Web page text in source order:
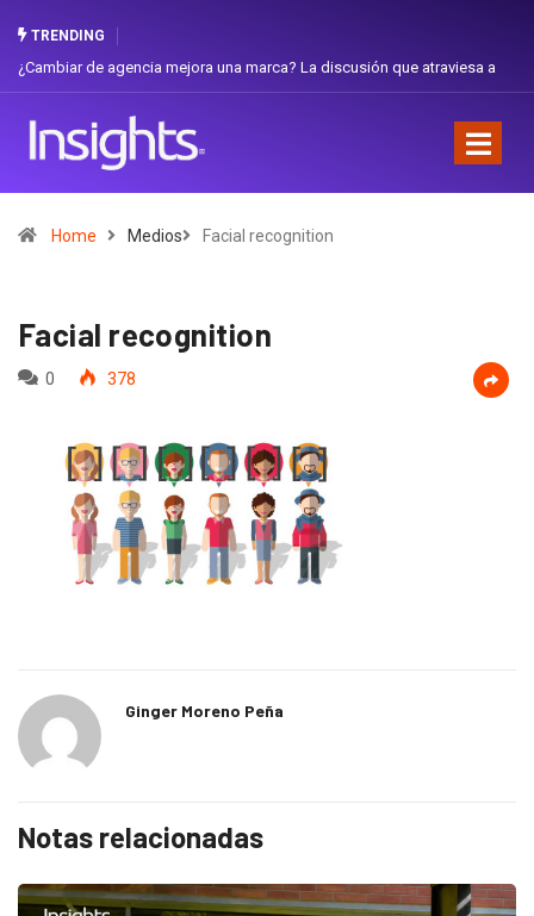
TRENDING
de agencia mejora una marca? La discusión que atraviesa a
Gabriela
Home Medios Facial recognition
Facial recognition
0 378
Ginger Moreno Peña
Notas relacionadas